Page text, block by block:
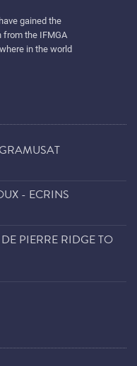
gained the
the IFMGA
in the world
- ECRINS
PIERRE RIDGE TO